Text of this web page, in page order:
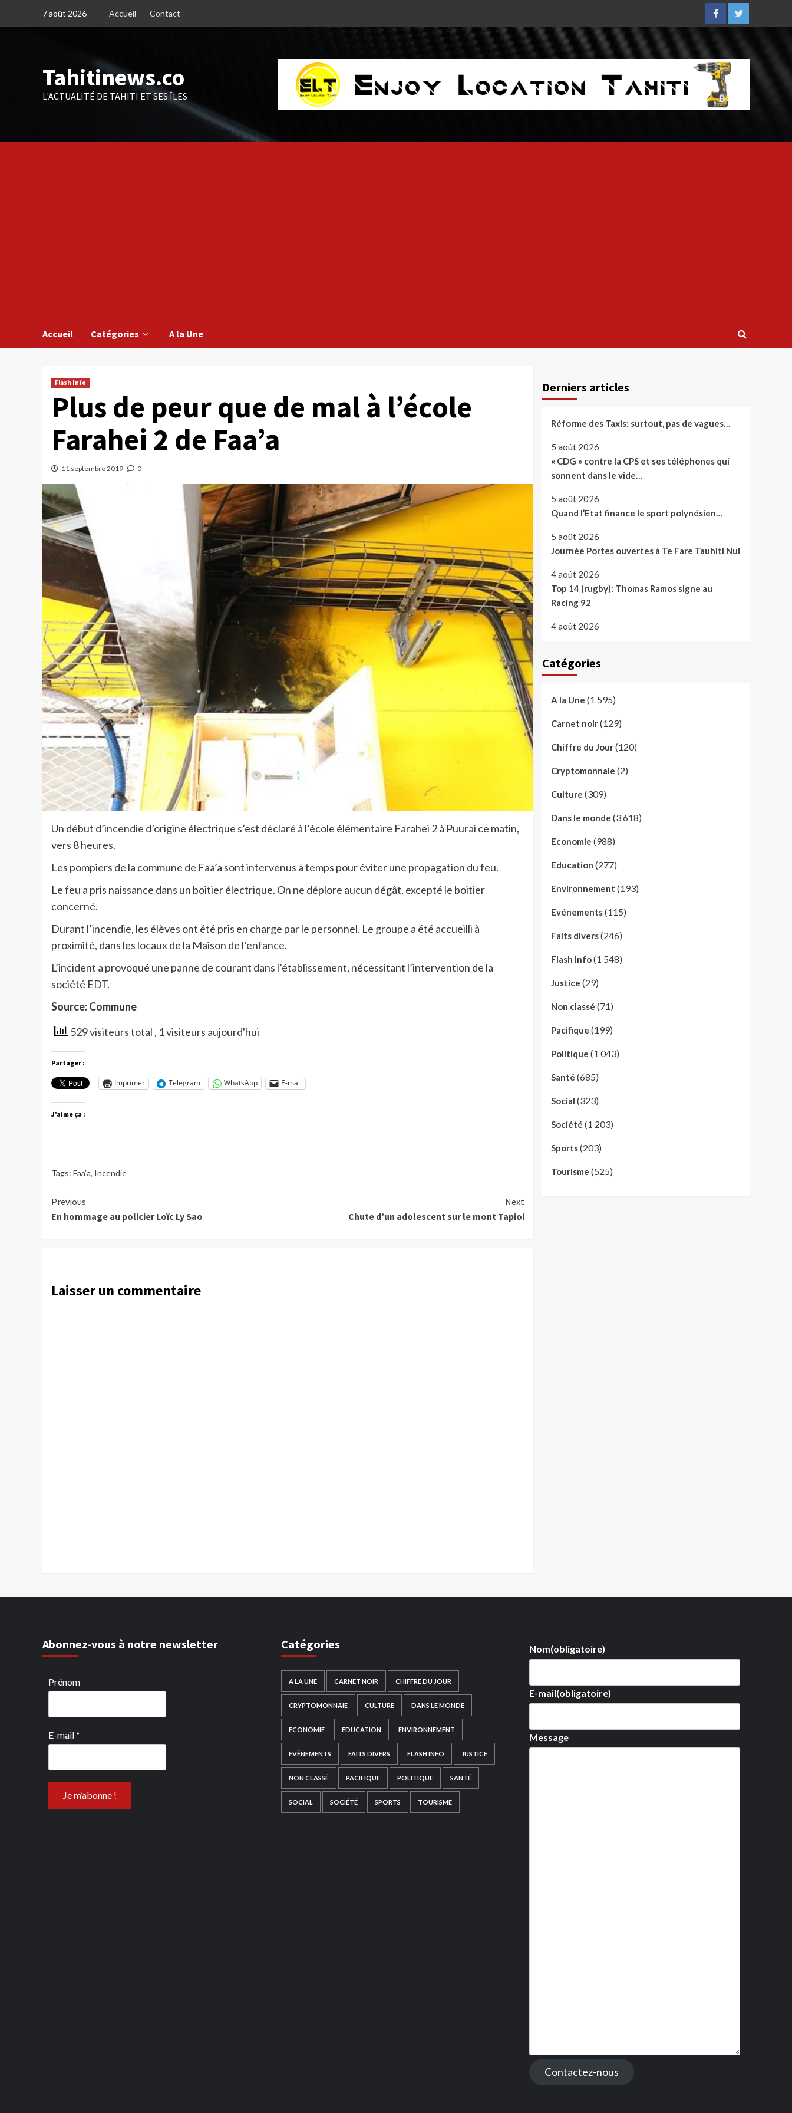
7 août 2026 Accueil Contact
FacebookTwitter
Tahitinews.co
L'ACTUALITÉ DE TAHITI ET SES ÎLES
Accueil Catégories A la Une
Flash Info
Plus de peur que de mal à l’école
Farahei 2 de Faa’a
11 septembre 2019 0
Un début d’incendie d’origine électrique s’est déclaré à l’école élémentaire Farahei 2 à Puurai ce matin,
vers 8 heures.
Les pompiers de la commune de Faa’a sont intervenus à temps pour éviter une propagation du feu.
Le feu a pris naissance dans un boitier électrique. On ne déplore aucun dégât, excepté le boitier
concerné.
Durant l’incendie, les élèves ont été pris en charge par le personnel. Le groupe a été accueilli à
proximité, dans les locaux de la Maison de l’enfance.
L’incident a provoqué une panne de courant dans l’établissement, nécessitant l’intervention de la
société EDT.
Source: Commune
529 visiteurs total , 1 visiteurs aujourd'hui
Partager :
Imprimer Telegram WhatsApp E-mail
J’aime ça :
Tags: Faa'a, Incendie
Continue
Reading
Previous
En hommage au policier Loïc Ly Sao
Next
Chute d’un adolescent sur le mont Tapioi
Laisser un commentaire
Derniers articles
Réforme des Taxis: surtout, pas de vagues…
5 août 2026
« CDG » contre la CPS et ses téléphones qui
sonnent dans le vide…
5 août 2026
Quand l’Etat finance le sport polynésien…
5 août 2026
Journée Portes ouvertes à Te Fare Tauhiti Nui
4 août 2026
Top 14 (rugby): Thomas Ramos signe au
Racing 92
4 août 2026
Catégories
A la Une (1 595)
Carnet noir(129)
Chiffre du Jour(120)
Cryptomonnaie (2)
Culture (309)
Dans le monde (3 618)
Economie (988)
Education (277)
Environnement (193)
Evénements(115)
Faits divers(246)
Flash Info(1 548)
Justice (29)
Non classé (71)
Pacifique (199)
Politique (1 043)
Santé (685)
Social (323)
Société (1 203)
Sports(203)
Tourisme (525)
Abonnez-vous à notre newsletter
Prénom
E-mail*
Catégories
A LA UNE CARNET NOIR CHIFFRE DU JOUR
CRYPTOMONNAIE CULTURE DANS LE MONDE
ECONOMIE EDUCATION ENVIRONNEMENT
EVÉNEMENTS FAITS DIVERS FLASH INFO JUSTICE
NON CLASSÉ PACIFIQUE POLITIQUE SANTÉ
SOCIAL SOCIÉTÉ SPORTS TOURISME
Nom(obligatoire)
E-mail(obligatoire)
Message
Contactez-nous